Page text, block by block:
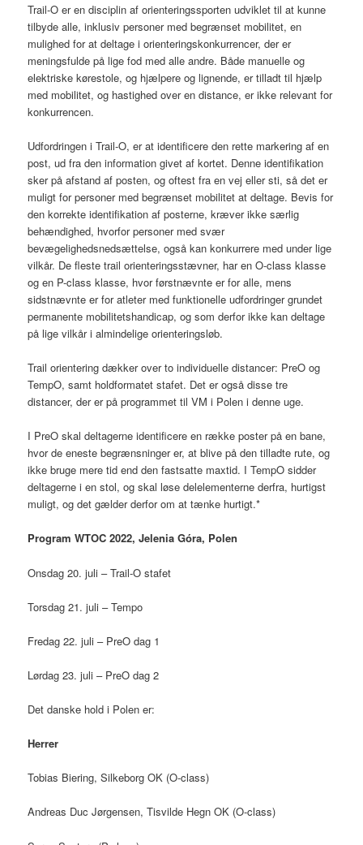
Trail-O er en disciplin af orienteringssporten udviklet til at kunne
tilbyde alle, inklusiv personer med begrænset mobilitet, en
mulighed for at deltage i orienteringskonkurrencer, der er
meningsfulde på lige fod med alle andre. Både manuelle og
elektriske kørestole, og hjælpere og lignende, er tilladt til hjælp
med mobilitet, og hastighed over en distance, er ikke relevant for
konkurrencen.
Udfordringen i Trail-O, er at identificere den rette markering af en
post, ud fra den information givet af kortet. Denne identifikation
sker på afstand af posten, og oftest fra en vej eller sti, så det er
muligt for personer med begrænset mobilitet at deltage. Bevis for
den korrekte identifikation af posterne, kræver ikke særlig
behændighed, hvorfor personer med svær
bevægelighedsnedsættelse, også kan konkurrere med under lige
vilkår. De fleste trail orienteringsstævner, har en O-class klasse
og en P-class klasse, hvor førstnævnte er for alle, mens
sidstnævnte er for atleter med funktionelle udfordringer grundet
permanente mobilitetshandicap, og som derfor ikke kan deltage
på lige vilkår i almindelige orienteringsløb.
Trail orientering dækker over to individuelle distancer: PreO og
TempO, samt holdformatet stafet. Det er også disse tre
distancer, der er på programmet til VM i Polen i denne uge.
I PreO skal deltagerne identificere en række poster på en bane,
hvor de eneste begrænsninger er, at blive på den tilladte rute, og
ikke bruge mere tid end den fastsatte maxtid. I TempO sidder
deltagerne i en stol, og skal løse delelementerne derfra, hurtigst
muligt, og det gælder derfor om at tænke hurtigt.*
Program WTOC 2022, Jelenia Góra, Polen
Onsdag 20. juli – Trail-O stafet
Torsdag 21. juli – Tempo
Fredag 22. juli – PreO dag 1
Lørdag 23. juli – PreO dag 2
Det danske hold i Polen er:
Herrer
Tobias Biering, Silkeborg OK (O-class)
Andreas Duc Jørgensen, Tisvilde Hegn OK (O-class)